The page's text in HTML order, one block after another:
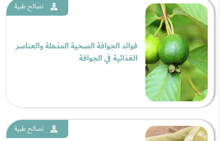
نصائح طبية
فوائد الجوافة الصحية المذهلة والعناصر
الغذائية في الجوافة
نصائح طبية